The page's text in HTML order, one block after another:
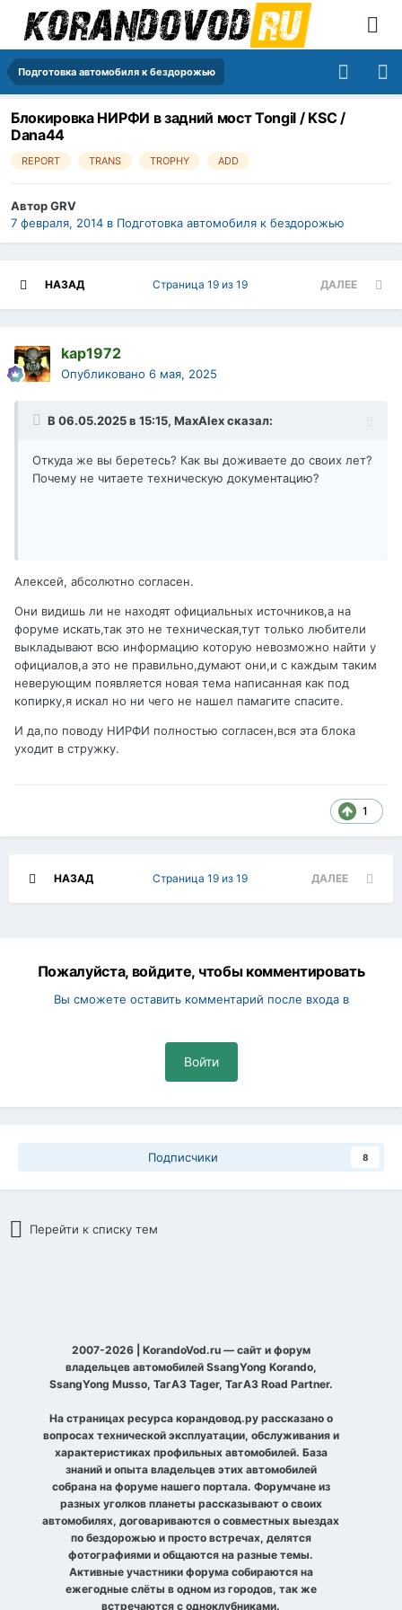
Подготовка автомобиля к бездорожью
Блокировка НИРФИ в задний мост Tongil / KSC /
Dana44
REPORT TRANS TROPHY ADD
АвторGRV
7 февраля, 2014 в Подготовка автомобиля к бездорожью
НАЗАД ДАЛЕЕ
Страница 19 из 19
kap1972
Опубликовано 6 мая, 2025
В 06.05.2025 в 15:15, MaxAlexсказал:
Откуда же вы беретесь? Как вы доживаете до своих лет?
Почему не читаете техническую документацию?
Алексей, абсолютно согласен.
Они видишь ли не находят официальных источников,а на
форуме искать,так это не техническая,тут только любители
выкладывают всю информацию которую невозможно найти у
официалов,а это не правильно,думают они,и с каждым таким
неверующим появляется новая тема написанная как под
копирку,я искал но ни чего не нашел памагите спасите.
И да,по поводу НИРФИ полностью согласен,вся эта блока
уходит в стружку.
1
НАЗАД ДАЛЕЕ
Страница 19 из 19
Пожалуйста, войдите, чтобы комментировать
Вы сможете оставить комментарий после входа в
Войти
Подписчики 8
Перейти к списку тем
2007-2026 | KorandoVod.ru — сайт и форум
владельцев автомобилей SsangYong Korando,
SsangYong Musso, ТагАЗ Tager, ТагАЗ Road Partner.
На страницах ресурса корандовод.ру рассказано о
вопросах технической эксплуатации, обслуживания и
характеристиках профильных автомобилей. База
знаний и опыта владельцев этих автомобилей
собрана на форуме нашего портала. Форумчане из
разных уголков планеты рассказывают о своих
автомобилях, договариваются о совместных выездах
по бездорожью и просто встречах, делятся
фотографиями и общаются на разные темы.
Активные участники форума собираются на
ежегодные слёты в одном из городов, так же
встречаются с одноклубниками.